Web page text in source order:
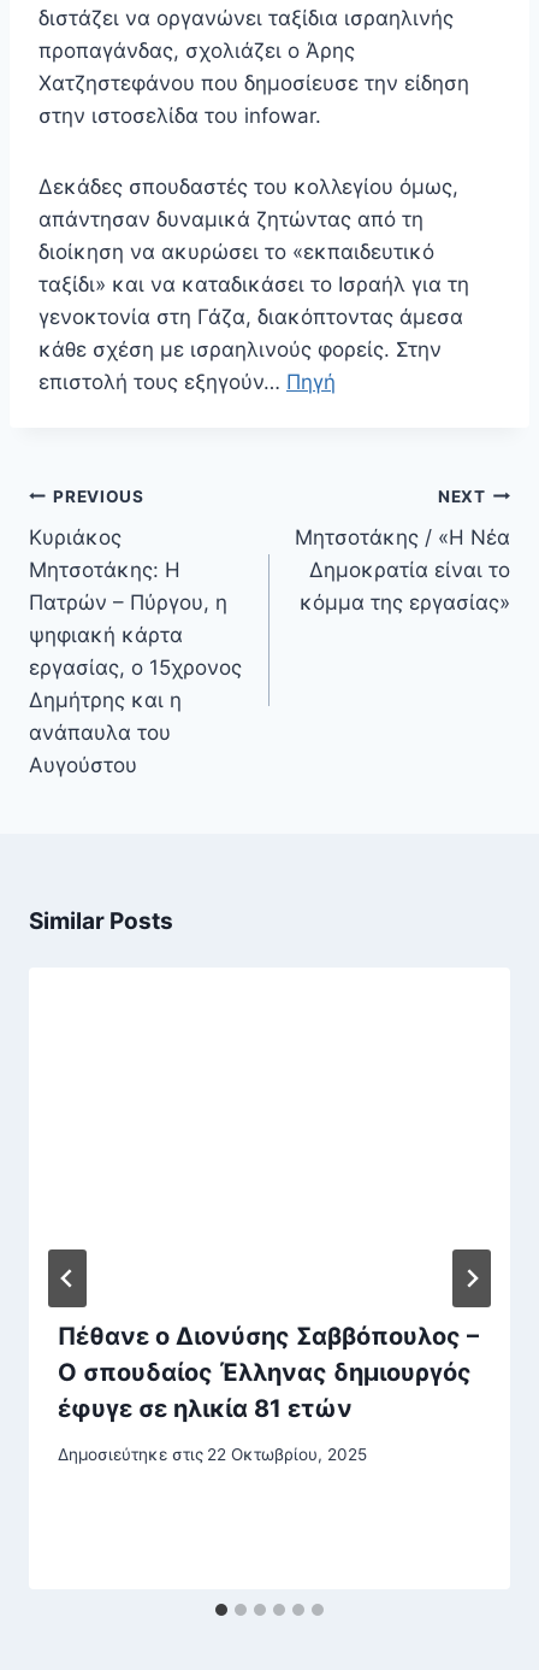
διστάζει να οργανώνει ταξίδια ισραηλινής
προπαγάνδας, σχολιάζει ο Άρης
Χατζηστεφάνου που δημοσίευσε την είδηση
στην ιστοσελίδα του infowar.
Δεκάδες σπουδαστές του κολλεγίου όμως,
απάντησαν δυναμικά ζητώντας από τη
διοίκηση να ακυρώσει το «εκπαιδευτικό
ταξίδι» και να καταδικάσει το Ισραήλ για τη
γενοκτονία στη Γάζα, διακόπτοντας άμεσα
κάθε σχέση με ισραηλινούς φορείς. Στην
επιστολή τους εξηγούν… Πηγή
Πλοήγηση
άρθρων
PREVIOUS
Κυριάκος
Μητσοτάκης: Η
Πατρών – Πύργου, η
ψηφιακή κάρτα
εργασίας, ο 15χρονος
Δημήτρης και η
ανάπαυλα του
Αυγούστου
NEXT
Μητσοτάκης / «Η Νέα
Δημοκρατία είναι το
κόμμα της εργασίας»
Similar Posts
Πέθανε ο Διονύσης Σαββόπουλος –
Ο σπουδαίος Έλληνας δημιουργός
έφυγε σε ηλικία 81 ετών
Δημοσιεύτηκε στις 22 Οκτωβρίου, 2025